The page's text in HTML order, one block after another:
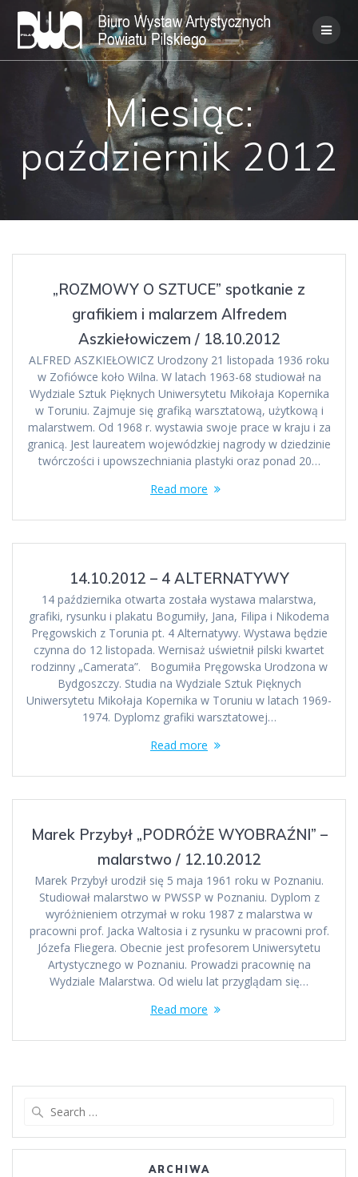
Skip
to
content
Miesiąc:
październik 2012
„ROZMOWY O SZTUCE” spotkanie z
grafikiem i malarzem Alfredem
Aszkiełowiczem / 18.10.2012
ALFRED ASZKIEŁOWICZ Urodzony 21 listopada 1936 roku
w Zofiówce koło Wilna. W latach 1963-68 studiował na
Wydziale Sztuk Pięknych Uniwersytetu Mikołaja Kopernika
w Toruniu. Zajmuje się grafiką warsztatową, użytkową i
malarstwem. Od 1968 r. wystawia swoje prace w kraju i za
granicą. Jest laureatem wojewódzkiej nagrody w dziedzinie
twórczości i upowszechniania plastyki oraz ponad 20…
Read more
14.10.2012 – 4 ALTERNATYWY
14 października otwarta została wystawa malarstwa,
grafiki, rysunku i plakatu Bogumiły, Jana, Filipa i Nikodema
Pręgowskich z Torunia pt. 4 Alternatywy. Wystawa będzie
czynna do 12 listopada. Wernisaż uświetnił pilski kwartet
rodzinny „Camerata”. Bogumiła Pręgowska Urodzona w
Bydgoszczy. Studia na Wydziale Sztuk Pięknych
Uniwersytetu Mikołaja Kopernika w Toruniu w latach 1969-
1974. Dyplomz grafiki warsztatowej…
Read more
Marek Przybył „PODRÓŻE WYOBRAŹNI” –
malarstwo / 12.10.2012
Marek Przybył urodził się 5 maja 1961 roku w Poznaniu.
Studiował malarstwo w PWSSP w Poznaniu. Dyplom z
wyróżnieniem otrzymał w roku 1987 z malarstwa w
pracowni prof. Jacka Waltosia i z rysunku w pracowni prof.
Józefa Fliegera. Obecnie jest profesorem Uniwersytetu
Artystycznego w Poznaniu. Prowadzi pracownię na
Wydziale Malarstwa. Od wielu lat przyglądam się…
Read more
ARCHIWA